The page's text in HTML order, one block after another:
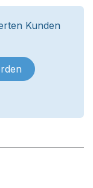
Kunden